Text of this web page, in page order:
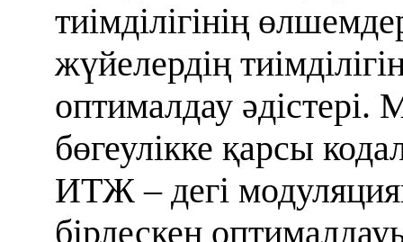
тиімділігінің
жүйелердің
оптималдау
бөгеулікке қарсы
ИТЖ – дегі
бірлескен